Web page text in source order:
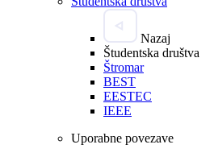
Nazaj
Študentska društva
Štromar
BEST
EESTEC
IEEE
Uporabne povezave